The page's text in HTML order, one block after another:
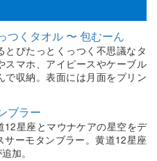
つくタオル 〜 包むーん
とぴたっとくっつく不思議なタ
スマホ、アイピースやケーブル
で収納。表面には月面をプリン
ブラー
12星座とマウナケアの星空をデ
サーモタンブラー。黄道12星座
加。